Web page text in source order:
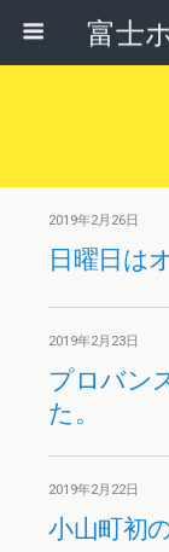
2019年2月26日
日曜日は
2019年2月23日
プロバン
た。
2019年2月22日
小山町初